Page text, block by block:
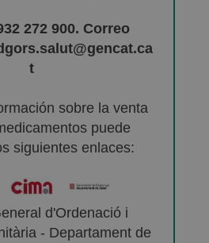
272 900. Correo
t
sobre la venta
puede
siguientes enlaces:
d'Ordenació i
- Departament de